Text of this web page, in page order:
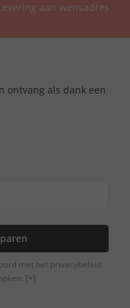
aan wensadres
ontvang als dank een
met het privacybeleid
[+]